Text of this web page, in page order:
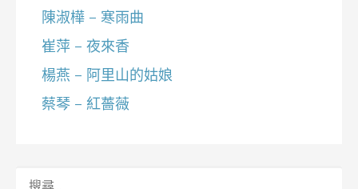
陳淑樺 – 寒雨曲
崔萍 – 夜來香
楊燕 – 阿里山的姑娘
蔡琴 – 紅薔薇